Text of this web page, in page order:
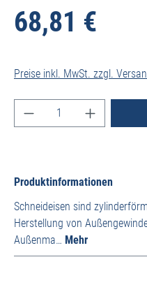
68,81 €
Preise inkl. MwSt. zzgl.
Produkt Anzahl: Gib
Produktinformationen
Schneideisen sind
Herstellung von
Außenma… Mehr